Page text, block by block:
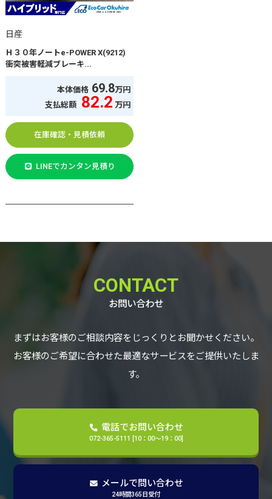
日産
Ｈ３０年ノートe-POWER X(9212)
衝突被害軽減ブレーキ...
本体価格 69.8万円
支払総額 82.2 万円
在庫確認・見積依頼
LINEでカンタン見積り
CONTACT
お問い合わせ
まずはお客様のご相談内容をじっくりとお聞かせください。
お客様のご希望に合わせた最適なサービスをご提供いたしま
す。
電話でお問い合わせ
072-365-5111 [10：00～19：00]
メールで問い合わせ
24時間365日受付